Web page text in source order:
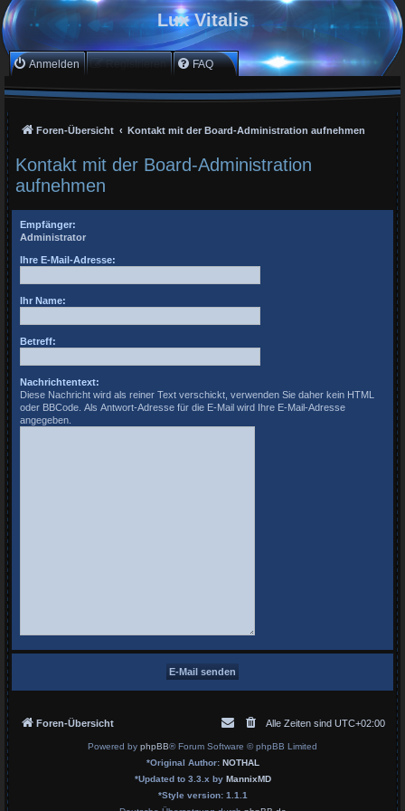
Lux Vitalis
Anmelden Registrieren FAQ
Foren-Übersicht Kontakt mit der Board-Administration aufnehmen
Kontakt mit der Board-Administration
aufnehmen
Empfänger:
Administrator
Ihre E-Mail-Adresse:
Ihr Name:
Betreff:
Nachrichtentext:
Diese Nachricht wird als reiner Text verschickt, verwenden Sie daher kein HTML
oder BBCode. Als Antwort-Adresse für die E-Mail wird Ihre E-Mail-Adresse
angegeben.
Foren-Übersicht Alle Zeiten sind UTC+02:00
Powered by phpBB® Forum Software © phpBB Limited
*Original Author: NOTHAL
*Updated to 3.3.x by MannixMD
*Style version: 1.1.1